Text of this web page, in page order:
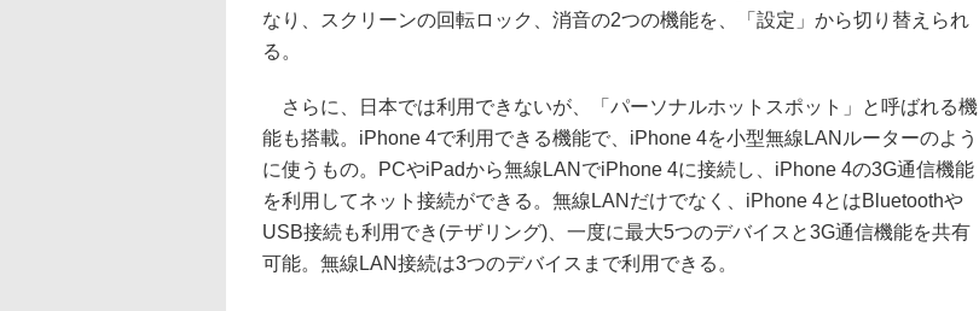
なり、スクリーンの回転ロック、消音の2つの機能を、「設定」から切り替えられ
る。
さらに、日本では利用できないが、「パーソナルホットスポット」と呼ばれる機
能も搭載。iPhone 4で利用できる機能で、iPhone 4を小型無線LANルーターのよう
に使うもの。PCやiPadから無線LANでiPhone 4に接続し、iPhone 4の3G通信機能
を利用してネット接続ができる。無線LANだけでなく、iPhone 4とはBluetoothや
USB接続も利用でき(テザリング)、一度に最大5つのデバイスと3G通信機能を共有
可能。無線LAN接続は3つのデバイスまで利用できる。